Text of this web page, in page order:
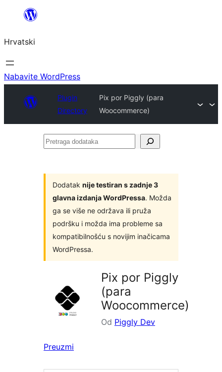
Skoči
sadržaja
Hrvatski
Nabavite WordPress
Plugin
Directory
Pix por Piggly (para
Woocommerce)
Pretraga
Dodatak nije testiran s zadnje 3
glavna izdanja WordPressa. Možda
ga se više ne održava ili pruža
podršku i možda ima probleme sa
kompatibilnošću s novijim inačicama
WordPressa.
Pix por Piggly
(para
Woocommerce)
Od Piggly Dev
Preuzmi